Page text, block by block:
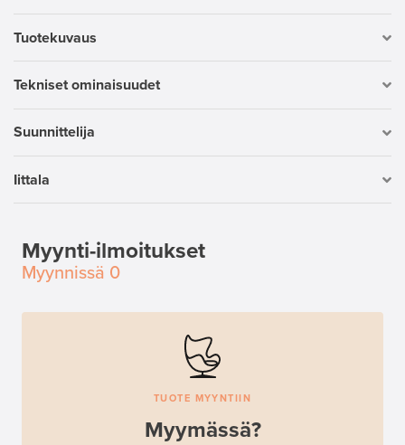
Tuotekuvaus
Tekniset ominaisuudet
Suunnittelija
Iittala
Myynti-ilmoitukset
Myynnissä 0
TUOTE MYYNTIIN
Myymässä?